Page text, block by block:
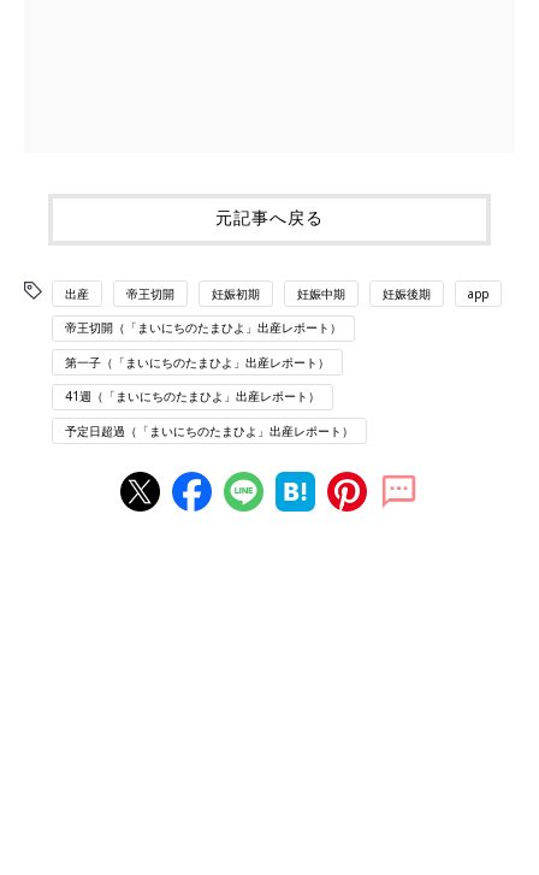
元記事へ戻る
出産 帝王切開 妊娠初期 妊娠中期 妊娠後期 app
帝王切開（「まいにちのたまひよ」出産レポート）
第一子（「まいにちのたまひよ」出産レポート）
41週（「まいにちのたまひよ」出産レポート）
予定日超過（「まいにちのたまひよ」出産レポート）